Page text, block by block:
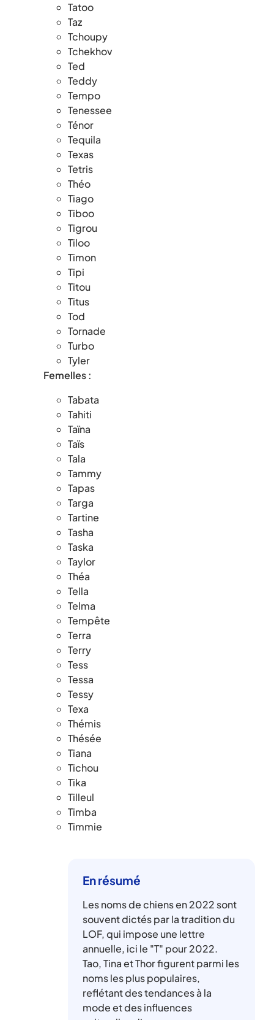
Tatoo
Taz
Tchoupy
Tchekhov
Ted
Teddy
Tempo
Tenessee
Ténor
Tequila
Texas
Tetris
Théo
Tiago
Tiboo
Tigrou
Tiloo
Timon
Tipi
Titou
Titus
Tod
Tornade
Turbo
Tyler
Femelles :
Tabata
Tahiti
Taïna
Taïs
Tala
Tammy
Tapas
Targa
Tartine
Tasha
Taska
Taylor
Théa
Tella
Telma
Tempête
Terra
Terry
Tess
Tessa
Tessy
Texa
Thémis
Thésée
Tiana
Tichou
Tika
Tilleul
Timba
Timmie
En résumé
Les noms de chiens en 2022 sont
souvent dictés par la tradition du
LOF, qui impose une lettre
annuelle, ici le "T" pour 2022.
Tao, Tina et Thor figurent parmi les
noms les plus populaires,
reflétant des tendances à la
mode et des influences